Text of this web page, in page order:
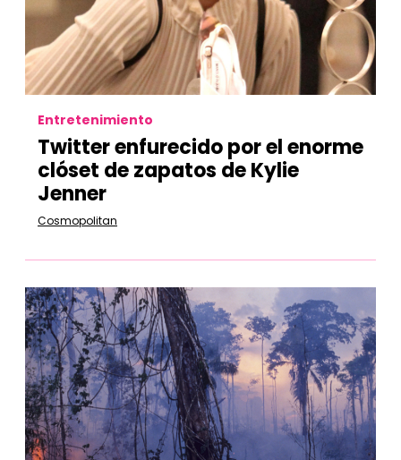
Entretenimiento
Twitter enfurecido por el enorme
clóset de zapatos de Kylie
Jenner
Cosmopolitan